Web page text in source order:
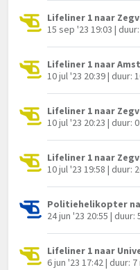
Lifeliner 1 naar
15 sep '23 19:03 |
Lifeliner 1 naar
10 jul '23 20:39 | duur:
Lifeliner 1 naar
10 jul '23 20:23 | duur:
Lifeliner 1 naar
10 jul '23 19:58 | duur:
Politiehelikopter
24 jun '23 20:55 |
Lifeliner 1 naar
6 jun '23 17:42 | duur: